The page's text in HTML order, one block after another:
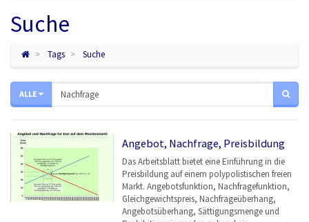
Suche
Tags Suche
ALLE
Angebot, Nachfrage, Preisbildung
Das Arbeitsblatt bietet eine Einführung in die
Preisbildung auf einem polypolistischen freien
Markt. Angebotsfunktion, Nachfragefunktion,
Gleichgewichtspreis, Nachfrageüberhang,
Angebotsüberhang, Sättigungsmenge und